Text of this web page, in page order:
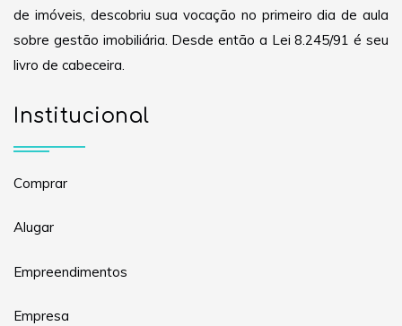
de imóveis, descobriu sua vocação no primeiro dia de aula
sobre gestão imobiliária. Desde então a Lei 8.245/91 é seu
livro de cabeceira.
Institucional
Comprar
Alugar
Empreendimentos
Empresa